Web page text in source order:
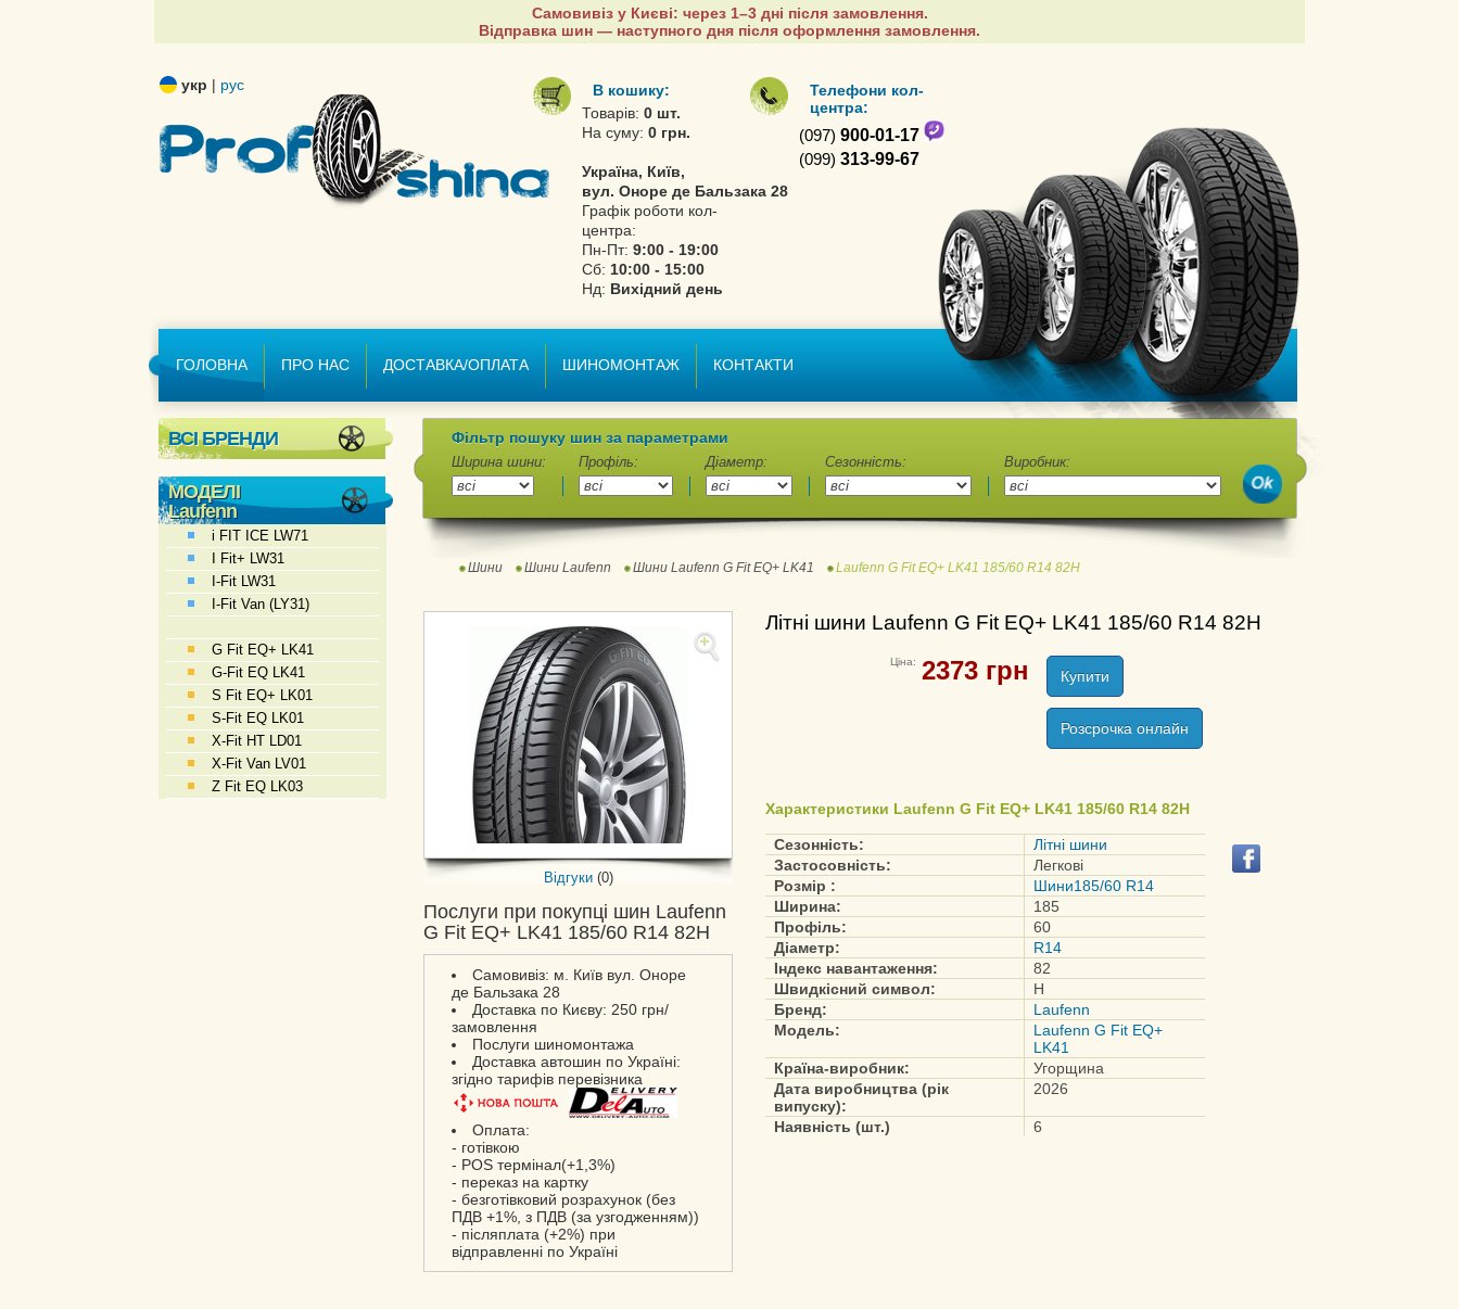
Самовивіз у Києві: через 1–3 дні після замовлення.
Відправка шин — наступного дня після оформлення замовлення.
укр | рус
В кошику:
Товарів: 0 шт.
На суму: 0 грн.
Україна, Київ,
вул. Оноре де Бальзака 28
Графік роботи кол-
центра:
Пн-Пт: 9:00 - 19:00
Сб: 10:00 - 15:00
Нд: Вихідний день
Телефони кол-
центра:
(097) 900-01-17
(099) 313-99-67
ГОЛОВНА ПРО НАС ДОСТАВКА/ОПЛАТА ШИНОМОНТАЖ КОНТАКТИ
ВСІ БРЕНДИ
МОДЕЛІ
Laufenn
i FIT ICE LW71
I Fit+ LW31
I-Fit LW31
I-Fit Van (LY31)
G Fit EQ+ LK41
G-Fit EQ LK41
S Fit EQ+ LK01
S-Fit EQ LK01
X-Fit HT LD01
X-Fit Van LV01
Z Fit EQ LK03
Фільтр пошуку шин за параметрами
Ширина шини: Профіль: Діаметр: Сезонність: Виробник:
Шини Шини Laufenn Шини Laufenn G Fit EQ+ LK41 Laufenn G Fit EQ+ LK41 185/60 R14 82H
Відгуки(0)
Послуги при покупці шин Laufenn
G Fit EQ+ LK41 185/60 R14 82H
Самовивіз: м. Київ вул. Оноре
де Бальзака 28
Доставка по Києву: 250 грн/
замовлення
Послуги шиномонтажа
Доставка автошин по Україні:
згідно тарифів перевізника
Оплата:
- готівкою
- POS термінал(+1,3%)
- переказ на картку
- безготівковий розрахунок (без
ПДВ +1%, з ПДВ (за узгодженням))
- післяплата (+2%) при
відправленні по Україні
Літні шини Laufenn G Fit EQ+ LK41 185/60 R14 82H
Ціна: 2373 грн Купити
Розсрочка онлайн
Характеристики Laufenn G Fit EQ+ LK41 185/60 R14 82H
Сезонність:
Літні шини
Застосовність:
Легкові
Розмір :
Шини185/60 R14
Ширина:
185
Профіль:
60
Діаметр:
R14
Індекс навантаження:
82
Швидкісний символ:
H
Бренд:
Laufenn
Модель:
Laufenn G Fit EQ+
LK41
Країна-виробник:
Угорщина
Дата виробництва (рік
випуску):
2026
Наявність (шт.) 6